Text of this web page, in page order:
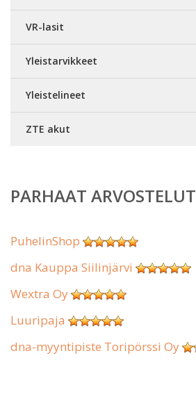
VR-lasit
Yleistarvikkeet
Yleistelineet
ZTE akut
PARHAAT ARVOSTELUT
PuhelinShop
dna Kauppa Siilinjärvi
Wextra Oy
Luuripaja
dna-myyntipiste Toripörssi Oy